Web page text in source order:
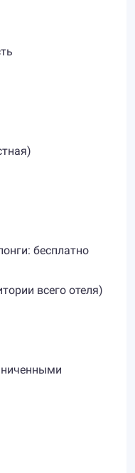
бесплатно
всего отеля)